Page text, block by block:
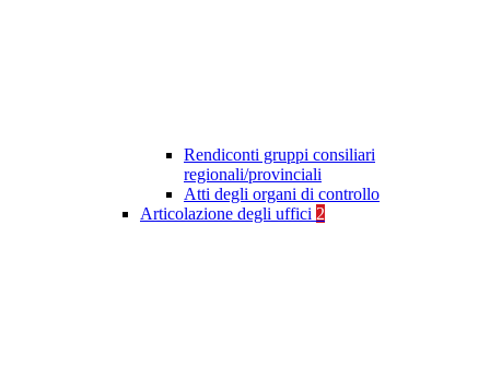
Rendiconti gruppi consiliari
regionali/provinciali
Atti degli organi di controllo
Articolazione degli uffici 2